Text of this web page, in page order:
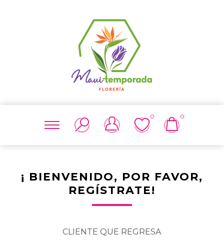
0 0
¡ BIENVENIDO, POR FAVOR,
REGÍSTRATE!
CLIENTE QUE REGRESA